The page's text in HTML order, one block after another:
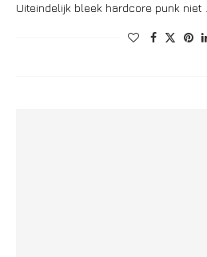
Uiteindelijk bleek hardcore punk niet …